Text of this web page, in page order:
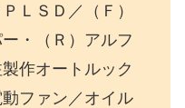
ＬＳＤ／（Ｆ）
・（Ｒ）アルフ
作オートルック
ファン／オイル